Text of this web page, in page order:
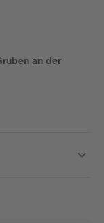
an der